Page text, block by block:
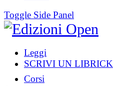
Toggle Side Panel
Leggi
SCRIVI UN LIBRICK
Corsi